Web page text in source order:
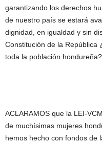
garantizando los derechos
de nuestro país se estará
dignidad, en igualdad y sin
Constitución de la República
toda la población hondureña?
ACLARAMOS que la LEI-
de muchísimas mujeres
hemos hecho con fondos de